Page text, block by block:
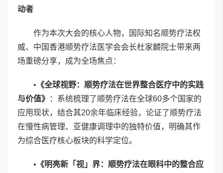
动者
作为本次大会的核心人物，国际知名顺势疗法权
威、中国香港顺势疗法医学会会长杜家麟院士带来两
场重磅分享，成为全场焦点：
• 《全球视野：顺势疗法在世界整合医疗中的实践
与价值》
：系统梳理了顺势疗法在全球60多个国家的
应用现状，结合其20余年临床经验，论证了顺势疗法
在慢性病管理、亚健康调理中的独特价值，明确其作
为综合医疗核心板块的科学定位。
• 《明亮新「视」界：顺势疗法在眼科中的整合应